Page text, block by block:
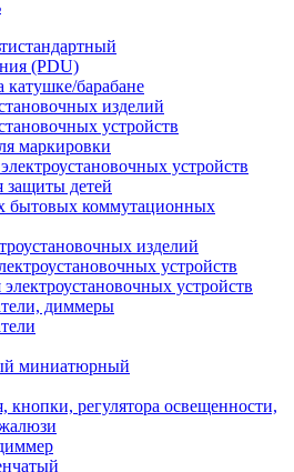
(PDU)
катушке/барабане
изделий
устройств
маркировки
устройств
защиты детей
бытовых коммутационных
изделий
устройств
устройств
диммеры
миниатюрный
регулятора освещенности,